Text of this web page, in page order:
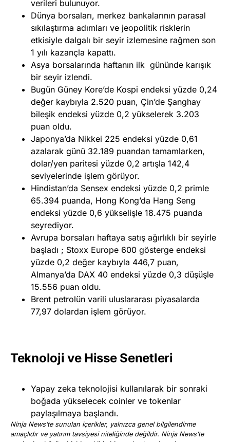
verileri bulunuyor.
Dünya borsaları, merkez bankalarının parasal
sıkılaştırma adımları ve jeopolitik risklerin
etkisiyle dalgalı bir seyir izlemesine rağmen son
1 yılı kazançla kapattı.
Asya borsalarında haftanın ilk gününde karışık
bir seyir izlendi.
Bugün Güney Kore’de Kospi endeksi yüzde 0,24
değer kaybıyla 2.520 puan, Çin’de Şanghay
bileşik endeksi yüzde 0,2 yükselerek 3.203
puan oldu.
Japonya’da Nikkei 225 endeksi yüzde 0,61
azalarak günü 32.189 puandan tamamlarken,
dolar/yen paritesi yüzde 0,2 artışla 142,4
seviyelerinde işlem görüyor.
Hindistan’da Sensex endeksi yüzde 0,2 primle
65.394 puanda, Hong Kong’da Hang Seng
endeksi yüzde 0,6 yükselişle 18.475 puanda
seyrediyor.
Avrupa borsaları haftaya satış ağırlıklı bir seyirle
başladı ; Stoxx Europe 600 gösterge endeksi
yüzde 0,2 değer kaybıyla 446,7 puan,
Almanya’da DAX 40 endeksi yüzde 0,3 düşüşle
15.556 puan oldu.
Brent petrolün varili uluslararası piyasalarda
77,97 dolardan işlem görüyor.
Teknoloji ve Hisse Senetleri
Yapay zeka teknolojisi kullanılarak bir sonraki
boğada yükselecek coinler ve tokenlar
paylaşılmaya başlandı.
Ninja News’te sunulan içerikler, yalnızca genel bilgilendirme
amaçlıdır ve yatırım tavsiyesi niteliğinde değildir. Ninja News’te